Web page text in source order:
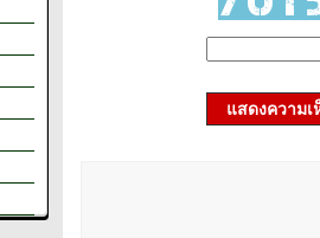
แสดงความเ